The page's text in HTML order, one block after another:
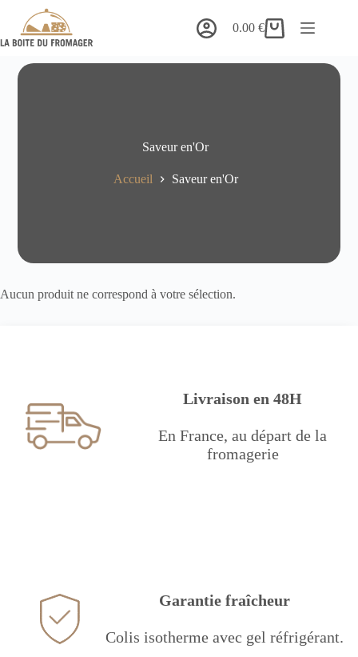
contenu
Panier
0.00€
Saveur en'Or
Accueil Saveur en'Or
Aucun produit ne correspond à votre sélection.
Livraison en 48H
En France, au départ de la
fromagerie
Garantie fraîcheur
Colis isotherme avec gel réfrigérant.